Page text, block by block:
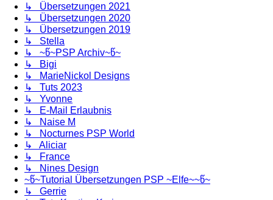
↳ Übersetzungen 2021
↳ Übersetzungen 2020
↳ Übersetzungen 2019
↳ Stella
↳ ~წ~PSP Archiv~წ~
↳ Bigi
↳ MarieNickol Designs
↳ Tuts 2023
↳ Yvonne
↳ E-Mail Erlaubnis
↳ Naise M
↳ Nocturnes PSP World
↳ Aliciar
↳ France
↳ Nines Design
~წ~Tutorial Übersetzungen PSP ~Elfe~~წ~
↳ Gerrie